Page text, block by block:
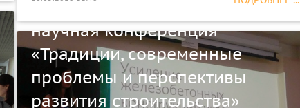
Международная молодежная
научная конференция
«Традиции, современные
проблемы и перспективы
развития строительства»